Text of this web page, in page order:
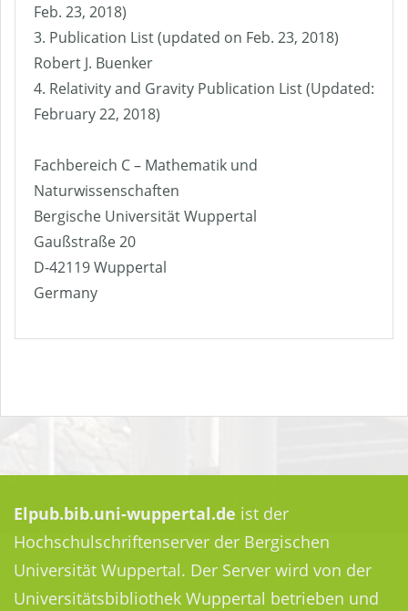
Feb. 23, 2018)
3. Publication List (updated on Feb. 23, 2018)
Robert J. Buenker
4. Relativity and Gravity Publication List (Updated:
February 22, 2018)
Fachbereich C – Mathematik und
Naturwissenschaften
Bergische Universität Wuppertal
Gaußstraße 20
D-42119 Wuppertal
Germany
Elpub.bib.uni-wuppertal.de ist der
Hochschulschriftenserver der Bergischen
Universität Wuppertal. Der Server wird von der
Universitätsbibliothek Wuppertal betrieben und